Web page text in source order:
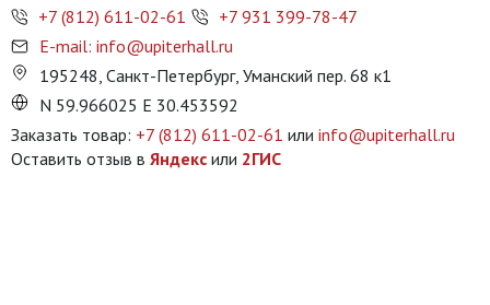
+7 (812) 611-02-61
+7 931 399-78-47
E-mail: info@upiterhall.ru
195248, Санкт-Петербург, Уманский пер. 68 к1
N 59.966025 E 30.453592
Заказать товар: +7 (812) 611-02-61 или info@upiterhall.ru
Оставить отзыв в Яндекс или 2ГИС